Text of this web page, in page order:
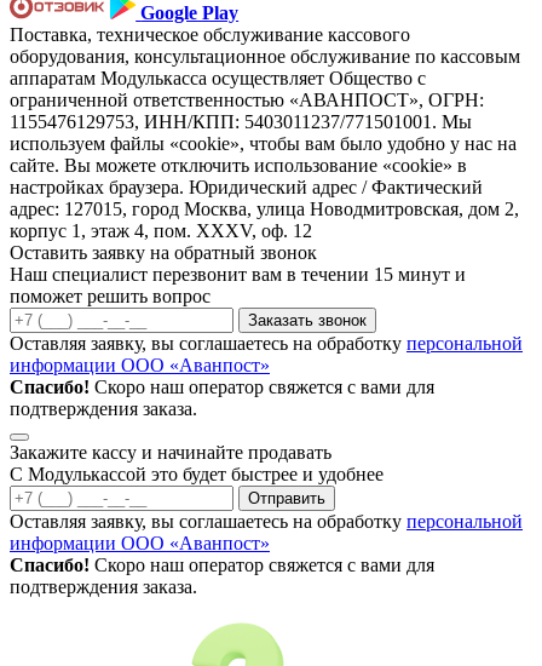
Google Play
Поставка, техническое обслуживание кассового
оборудования, консультационное обслуживание по кассовым
аппаратам Модулькасса осуществляет Общество с
ограниченной ответственностью «АВАНПОСТ», ОГРН:
1155476129753, ИНН/КПП: 5403011237/771501001. Мы
используем файлы «cookie», чтобы вам было удобно у нас на
сайте. Вы можете отключить использование «cookie» в
настройках браузера. Юридический адрес / Фактический
адрес: 127015, город Москва, улица Новодмитровская, дом 2,
корпус 1, этаж 4, пом. XXXV, оф. 12
Оставить заявку на обратный звонок
Наш специалист перезвонит вам в течении 15 минут и
поможет решить вопрос
Заказать звонок
Оставляя заявку, вы соглашаетесь на обработку персональной
информации ООО «Аванпост»
Спасибо! Скоро наш оператор свяжется с вами для
подтверждения заказа.
Закажите кассу и начинайте продавать
С Модулькассой это будет быстрее и удобнее
Отправить
Оставляя заявку, вы соглашаетесь на обработку персональной
информации ООО «Аванпост»
Спасибо! Скоро наш оператор свяжется с вами для
подтверждения заказа.